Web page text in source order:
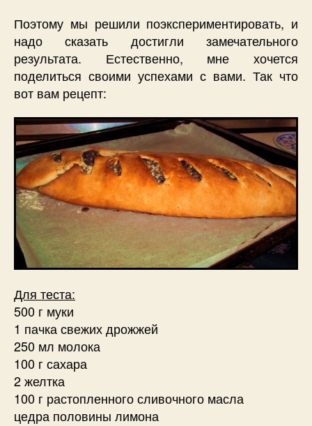
Поэтому мы решили поэкспериментировать, и
надо сказать достигли замечательного
результата. Естественно, мне хочется
поделиться своими успехами с вами. Так что
вот вам рецепт:
Для теста:
500 г муки
1 пачка свежих дрожжей
250 мл молока
100 г сахара
2 желтка
100 г растопленного сливочного масла
цедра половины лимона